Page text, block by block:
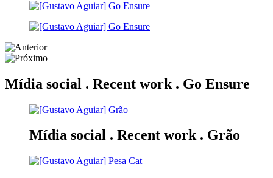
Mídia social . Recent work . Go Ensure
Mídia social . Recent work . Grão